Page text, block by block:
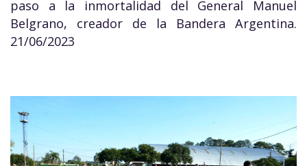
paso a la inmortalidad del General Manuel
Belgrano, creador de la Bandera Argentina.
21/06/2023